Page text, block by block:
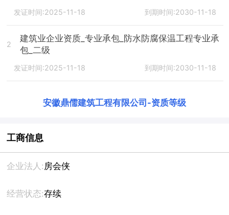
发证时间:2025-11-18 到期时间:2030-11-18
2
建筑业企业资质_专业承包_防水防腐保温工程专业承
包_二级
发证时间:2025-11-18 到期时间:2030-11-18
安徽鼎儒建筑工程有限公司 -资质等级
工商信息
企业法人: 房会侠
经营状态:存续